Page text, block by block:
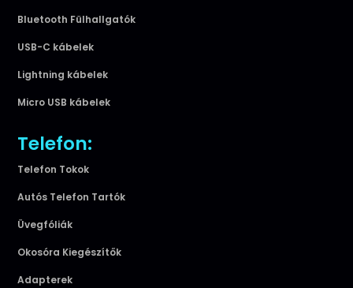
Bluetooth Fülhallgatók
USB-C kábelek
Lightning kábelek
Micro USB kábelek
Telefon:
Telefon Tokok
Autós Telefon Tartók
Üvegfóliák
Okosóra Kiegészítők
Adapterek